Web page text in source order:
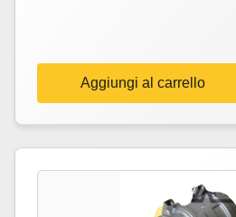
Aggiungi al carrello